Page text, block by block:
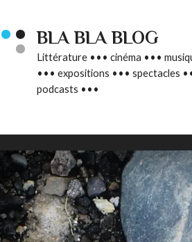
BLA BLA BLOG
Littérature ••• cinéma •••
••• expositions ••• spectacles
podcasts •••